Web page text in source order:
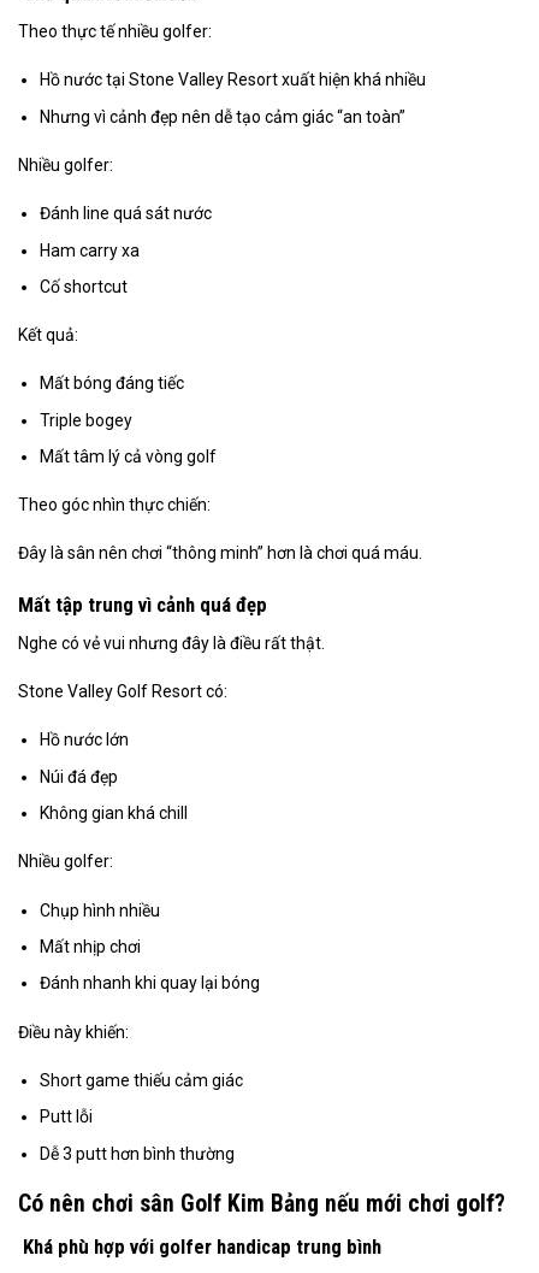
Theo thực tế nhiều golfer:
Hồ nước tại Stone Valley Resort xuất hiện khá nhiều
Nhưng vì cảnh đẹp nên dễ tạo cảm giác “an toàn”
Nhiều golfer:
Đánh line quá sát nước
Ham carry xa
Cố shortcut
Kết quả:
Mất bóng đáng tiếc
Triple bogey
Mất tâm lý cả vòng golf
Theo góc nhìn thực chiến:
Đây là sân nên chơi “thông minh” hơn là chơi quá máu.
Mất tập trung vì cảnh quá đẹp
Nghe có vẻ vui nhưng đây là điều rất thật.
Stone Valley Golf Resort có:
Hồ nước lớn
Núi đá đẹp
Không gian khá chill
Nhiều golfer:
Chụp hình nhiều
Mất nhịp chơi
Đánh nhanh khi quay lại bóng
Điều này khiến:
Short game thiếu cảm giác
Putt lỗi
Dễ 3 putt hơn bình thường
Có nên chơi sân Golf Kim Bảng nếu mới chơi golf?
Khá phù hợp với golfer handicap trung bình